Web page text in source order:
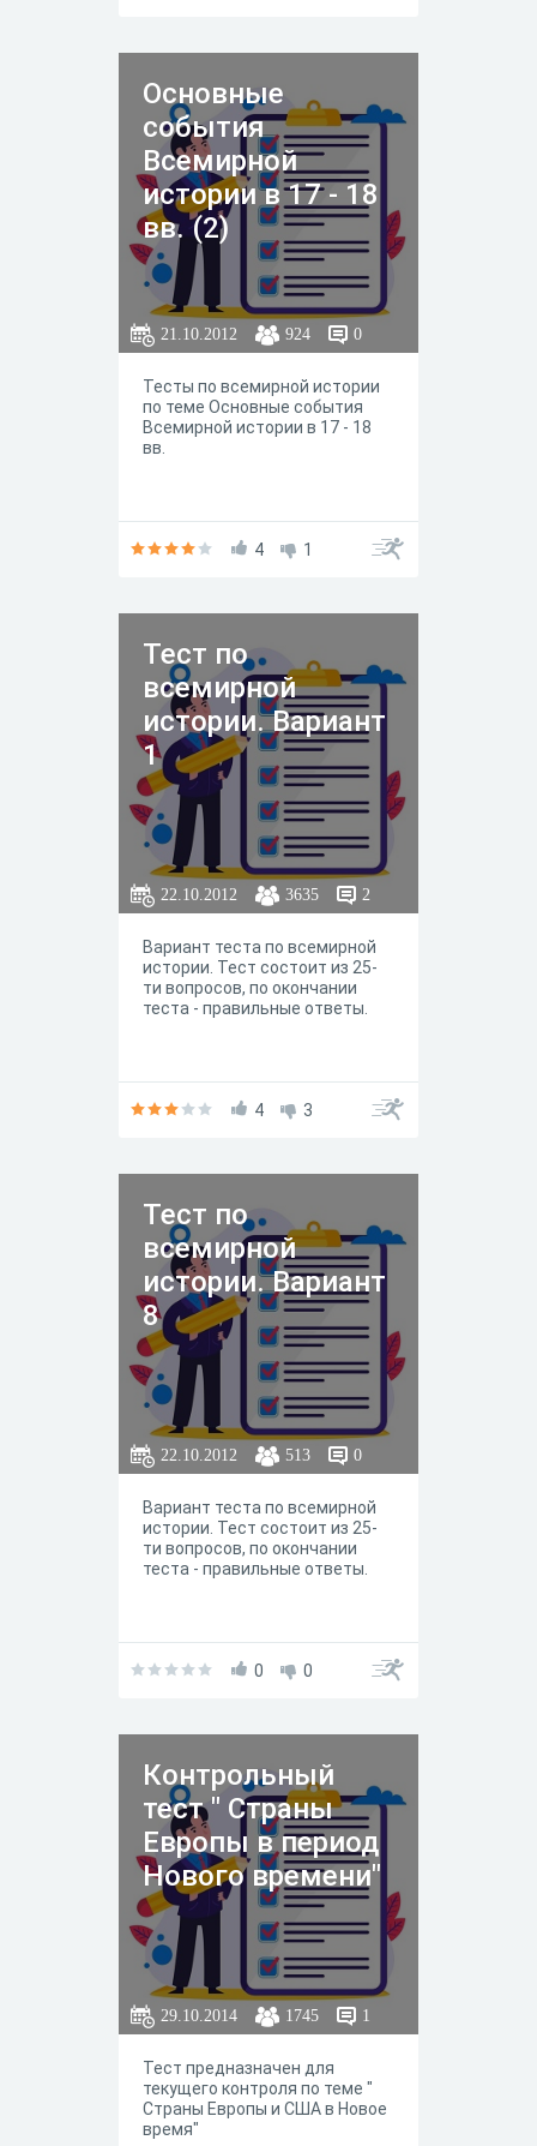
Основные
события
Всемирной
истории в 17 - 18
вв. (2)
21.10.2012 924 0
Тесты по всемирной истории
по теме Основные события
Всемирной истории в 17 - 18
вв.
4 1
Тест по
всемирной
истории. Вариант
1
22.10.2012 3635 2
Вариант теста по всемирной
истории. Тест состоит из 25-
ти вопросов, по окончании
теста - правильные ответы.
4 3
Тест по
всемирной
истории. Вариант
8
22.10.2012 513 0
Вариант теста по всемирной
истории. Тест состоит из 25-
ти вопросов, по окончании
теста - правильные ответы.
0 0
Контрольный
тест " Страны
Европы в период
Нового времени"
29.10.2014 1745 1
Тест предназначен для
текущего контроля по теме "
Страны Европы и США в Новое
время"